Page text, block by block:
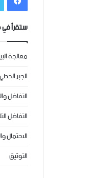
ستقرأ
معالجة
الجبر الخطي
التفاضل
التفاضل
الاحتمال
التوثيق